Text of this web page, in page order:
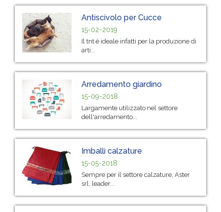
Antiscivolo per Cucce
15-02-2019
Il tnt è ideale infatti per la produzione di
arti...
Arredamento giardino
15-09-2018
Largamente utilizzato nel settore
dell'arredamento...
Imballi calzature
15-05-2018
Sempre per il settore calzature, Aster
srl, leader...